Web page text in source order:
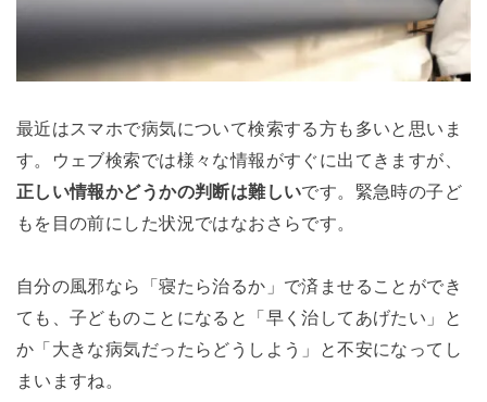
最近はスマホで病気について検索する方も多いと思いま
す。ウェブ検索では様々な情報がすぐに出てきますが、
正しい情報かどうかの判断は難しいです。緊急時の子ど
もを目の前にした状況ではなおさらです。
自分の風邪なら「寝たら治るか」で済ませることができ
ても、子どものことになると「早く治してあげたい」と
か「大きな病気だったらどうしよう」と不安になってし
まいますね。